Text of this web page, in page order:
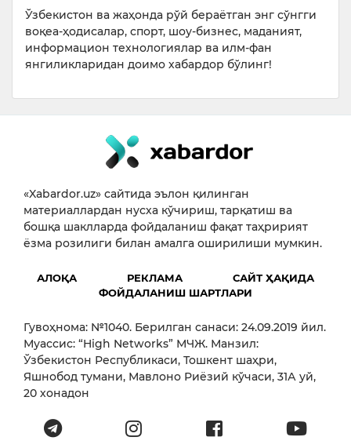
Ўзбекистон ва жаҳонда рўй бераётган энг сўнгги
воқеа-ҳодисалар, спорт, шоу-бизнес, маданият,
информацион технологиялар ва илм-фан
янгиликларидан доимо хабардор бўлинг!
«Xabardor.uz» сайтида эълон қилинган
материаллардан нусха кўчириш, тарқатиш ва
бошқа шаклларда фойдаланиш фақат таҳририят
ёзма розилиги билан амалга оширилиши мумкин.
АЛОҚА РЕКЛАМА
САЙТ ҲАҚИДА
ФОЙДАЛАНИШ ШАРТЛАРИ
Гувоҳнома: №1040. Берилган санаси: 24.09.2019 йил.
Муассис: “High Networks” МЧЖ. Манзил:
Ўзбекистон Республикаси, Тошкент шаҳри,
Яшнобод тумани, Мавлоно Риёзий кўчаси, 31А уй,
20 хонадон